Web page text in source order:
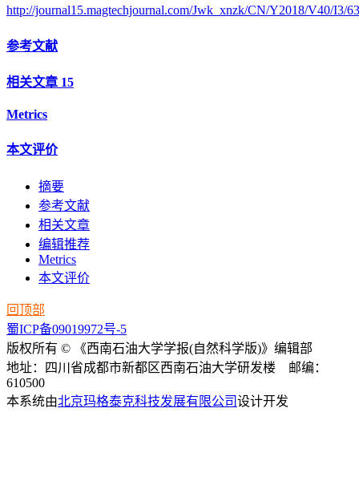
http://journal15.magtechjournal.com/Jwk_xnzk/CN/Y2018/V40/I3/63
参考文献
相关文章 15
Metrics
本文评价
摘要
参考文献
相关文章
编辑推荐
Metrics
本文评价
回顶部
蜀ICP备09019972号-5
版权所有 © 《西南石油大学学报(自然科学版)》编辑部
地址：四川省成都市新都区西南石油大学研发楼 邮编：
610500
本系统由北京玛格泰克科技发展有限公司设计开发